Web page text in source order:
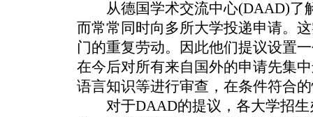
从德国学术交流中心(DAAD)了
而常常同时向多所大学投递申请。
门的重复劳动。因此他们提议设置
在今后对所有来自国外的申请先集
语言知识等进行审查，在条件符合
对于DAAD的提议，各大学招生